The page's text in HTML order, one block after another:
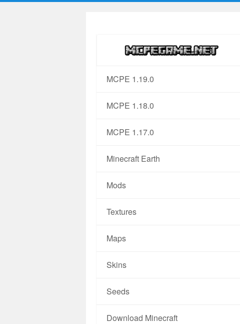
MCPE 1.19.0
MCPE 1.18.0
MCPE 1.17.0
Minecraft Earth
Mods
Textures
Maps
Skins
Seeds
Download Minecraft